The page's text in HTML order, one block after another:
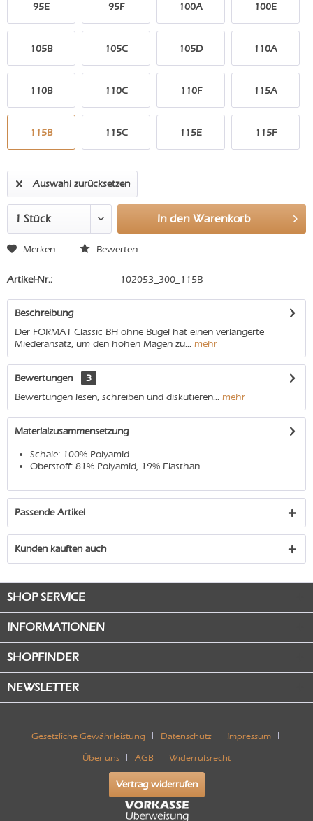
95E 95F 100A 100E
105B 105C 105D 110A
110B 110C 110F 115A
115B 115C 115E 115F
Auswahl zurücksetzen
In den Warenkorb
Merken Bewerten
Artikel-Nr.: 102053_300_115B
Beschreibung
Der FORMAT Classic BH ohne Bügel hat einen verlängerte
Miederansatz, um den hohen Magen zu... mehr
Bewertungen
3
Bewertungen lesen, schreiben und diskutieren... mehr
Materialzusammensetzung
Schale: 100% Polyamid
Oberstoff: 81% Polyamid, 19% Elasthan
Passende Artikel
Kunden kauften auch
SHOP SERVICE
INFORMATIONEN
SHOPFINDER
NEWSLETTER
Gesetzliche Gewährleistung Datenschutz Impressum
Über uns AGB Widerrufsrecht
Vertrag widerrufen